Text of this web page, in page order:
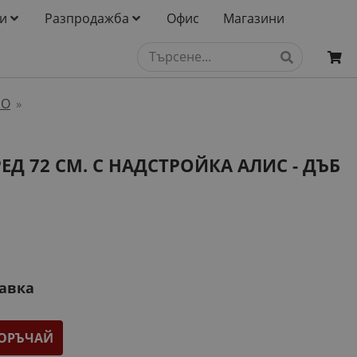
Разпродажба Офис Магазини
»
72 СМ. С НАДСТРОЙКА АЛИС - ДЪБ